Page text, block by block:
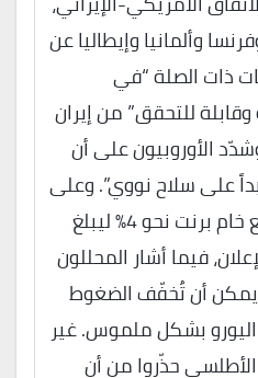
وألمانيا وإيطاليا عن
ذات الصلة “في
للتحقق” من إيران
الأوروبيون على أن
على سلاح نووي”. وعلى
الصعيد الاقتصادي، تراجع خام برنت نحو 4% ليبلغ
فيما أشار المحللون
يمكن أن تُخفّف الضغوط
بشكل ملموس. غير
حذّروا من أن